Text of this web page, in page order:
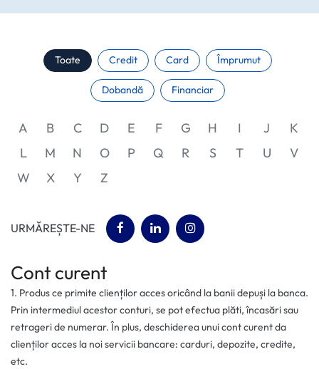
Toate Credit Card Împrumut
Dobandă Financiar
A B C D E F G H I J
K
L
M N O P Q R S T U
V
W
X Y Z
URMĂREȘTE-NE (opens in a new tab)
(opens in a new tab)
(opens in a new tab)
Cont curent
1. Produs ce primite clienților acces oricând la banii depuși la banca.
Prin intermediul acestor conturi, se pot efectua plăti, încasări sau
retrageri de numerar. În plus, deschiderea unui cont curent da
clienților acces la noi servicii bancare: carduri, depozite, credite,
etc.